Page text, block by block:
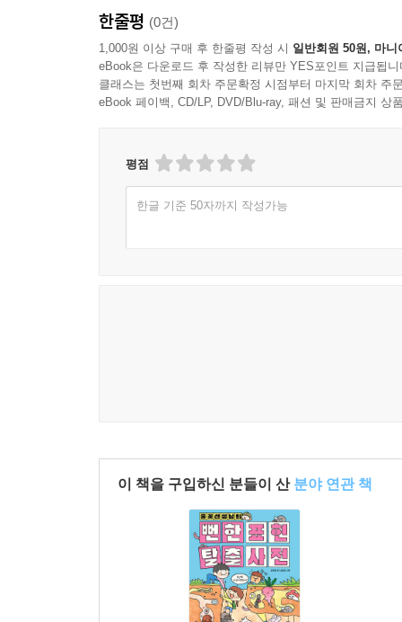
한줄평 (0건)
1,000원 이상 구매 후 한줄평 작성 시 일반회원 50원, 마니
eBook은 다운로드 후 작성한 리뷰만 YES포인트 지급됩니
클래스는 첫번째 회차 주문확정 시점부터 마지막 회차 주
eBook 페이백, CD/LP, DVD/Blu-ray, 패션 및 판매금지 상
평점
한글 기준 50자까지 작성가능
이 책을 구입하신 분들이 산 분야 연관 책